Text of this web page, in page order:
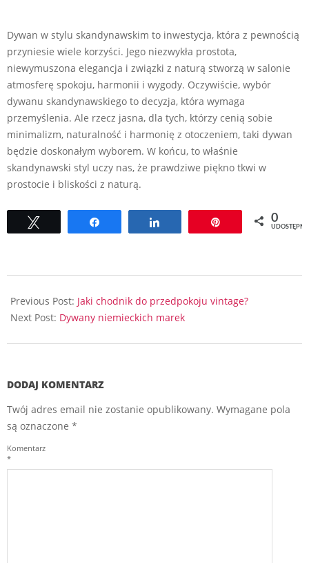
Dywan w stylu skandynawskim to inwestycja, która z pewnością
przyniesie wiele korzyści. Jego niezwykła prostota,
niewymuszona elegancja i związki z naturą stworzą w salonie
atmosferę spokoju, harmonii i wygody. Oczywiście, wybór
dywanu skandynawskiego to decyzja, która wymaga
przemyślenia. Ale rzecz jasna, dla tych, którzy cenią sobie
minimalizm, naturalność i harmonię z otoczeniem, taki dywan
będzie doskonałym wyborem. W końcu, to właśnie
skandynawski styl uczy nas, że prawdziwe piękno tkwi w
prostocie i bliskości z naturą.
Udostępnij Udostępnij Przypnij 0
05-
19
Previous Post: Jaki chodnik do przedpokoju vintage?
Next Post: Dywany niemieckich marek
DODAJ KOMENTARZ
Twój adres email nie zostanie opublikowany. Wymagane pola
są oznaczone *
Komentarz
*